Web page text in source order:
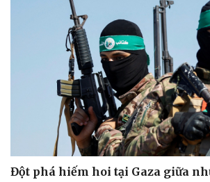
Đột phá hiếm hoi tại Gaza giữa